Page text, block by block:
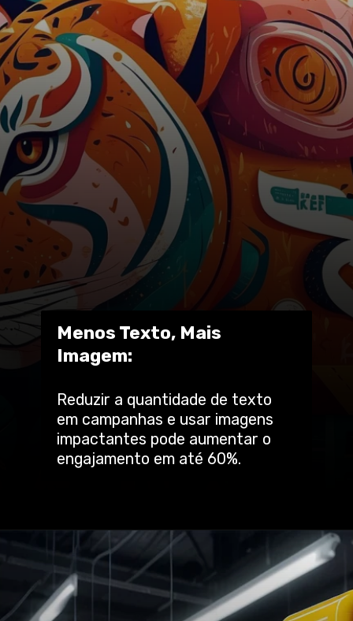
Reduzir a quantidade de texto
em campanhas e usar imagens
impactantes pode aumentar o
engajamento em até 60%.
Menos Texto, Mais
Imagem: